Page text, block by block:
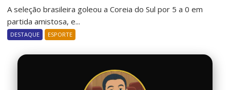
A seleção brasileira goleou a Coreia do Sul por 5 a 0 em
partida amistosa, e...
DESTAQUE ESPORTE